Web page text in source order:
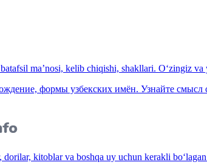
ma’nosi, kelib chiqishi, shakllari. O‘zingiz
формы узбекских имён. Узнайте смысл
kitoblar va boshqa uy uchun kerakli